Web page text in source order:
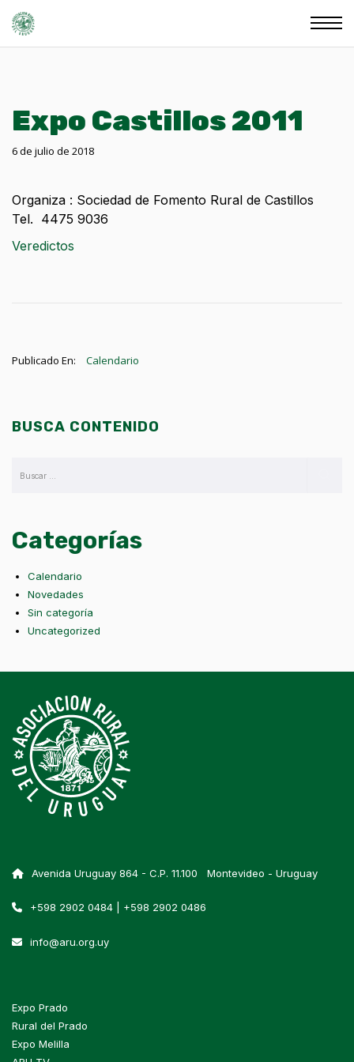
Expo Castillos 2011
6 de julio de 2018
Organiza : Sociedad de Fomento Rural de Castillos
Tel. 4475 9036
Veredictos
Publicado En: Calendario
BUSCA CONTENIDO
Categorías
Calendario
Novedades
Sin categoría
Uncategorized
Avenida Uruguay 864 - C.P. 11.100 Montevideo - Uruguay
+598 2902 0484 | +598 2902 0486
info@aru.org.uy
Expo Prado
Rural del Prado
Expo Melilla